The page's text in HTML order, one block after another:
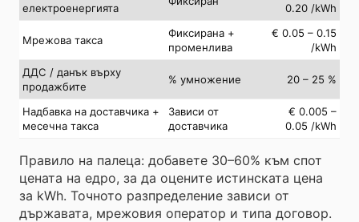
електроенергията
0.20 /kWh
Мрежова такса
Фиксирана +
променлива
€ 0.05 – 0.15
/kWh
ДДС / данък върху
продажбите
% умножение 20 – 25 %
Надбавка на доставчика +
месечна такса
Зависи от
доставчика
€ 0.005 –
0.05 /kWh
Правило на палеца: добавете 30–60% към спот
цената на едро, за да оцените истинската цена
за kWh. Точното разпределение зависи от
държавата, мрежовия оператор и типа договор.